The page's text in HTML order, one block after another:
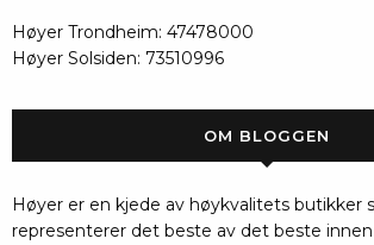
Høyer Trondheim: 47478000
Høyer Solsiden: 73510996
OM BLOGGEN
Høyer er en kjede av høykvalitets butikker
representerer det beste av det beste